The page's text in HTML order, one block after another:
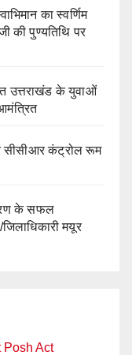
का स्वर्णिम
की पुण्यतिथि पर
उत्तराखंड के युवाओं
सीसीआर कंट्रोल रूम
चरण के सफल
जिलाधिकारी मयूर
Posh Act